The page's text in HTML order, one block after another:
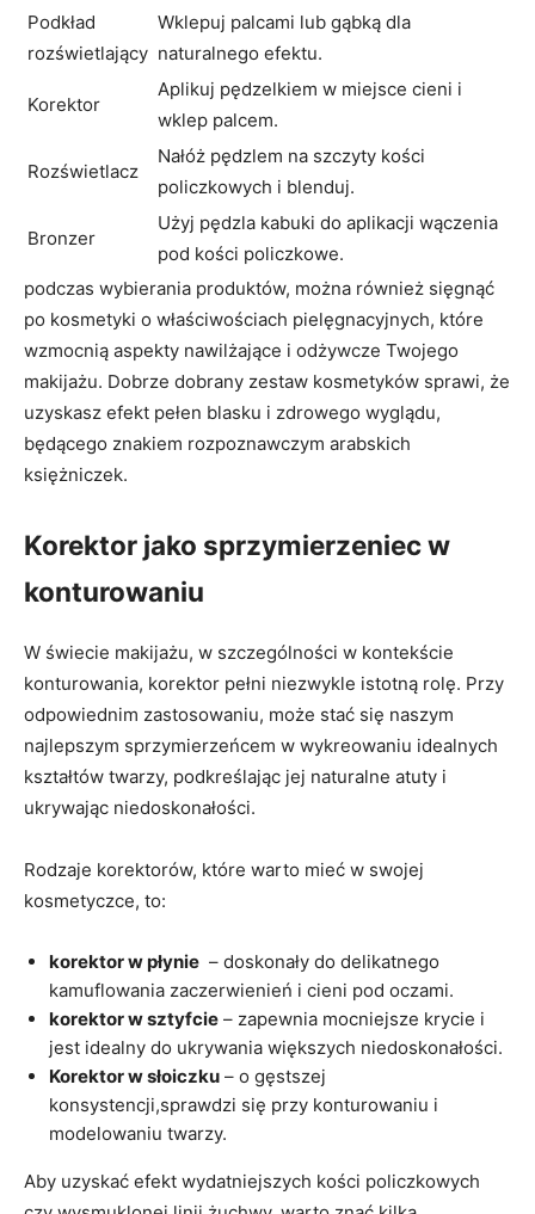
Podkład​
rozświetlający
Wklepuj palcami lub gąbką dla
‍naturalnego efektu.
Korektor
Aplikuj pędzelkiem w miejsce‌ cieni i
wklep​ palcem.
Rozświetlacz
Nałóż ​pędzlem na szczyty kości
policzkowych i blenduj.
Bronzer
Użyj pędzla kabuki do aplikacji wączenia
pod ‌kości policzkowe.
podczas wybierania produktów, można ⁣również sięgnąć
po kosmetyki o właściwościach ⁢pielęgnacyjnych, które
wzmocnią aspekty‌ nawilżające i ⁣odżywcze Twojego⁣
makijażu. Dobrze dobrany⁣ zestaw kosmetyków ⁣sprawi, że‌
uzyskasz⁤ efekt‌ pełen blasku i⁢ zdrowego ⁢wyglądu,
będącego znakiem rozpoznawczym arabskich
księżniczek.
Korektor jako sprzymierzeniec w
⁢konturowaniu
W świecie ​makijażu, ⁣w szczególności ‍w kontekście
konturowania, korektor pełni niezwykle istotną rolę. Przy
odpowiednim zastosowaniu, może stać się naszym
najlepszym sprzymierzeńcem w wykreowaniu ​idealnych ​
kształtów twarzy, ⁤podkreślając jej naturalne atuty⁢ i
‌ukrywając niedoskonałości.
Rodzaje korektorów, które warto mieć w swojej
kosmetyczce,⁣ to:
korektor w płynie ⁣ – doskonały do ‌delikatnego
kamuflowania zaczerwienień i⁣ cieni pod oczami.
korektor w sztyfcie – zapewnia mocniejsze krycie i
⁢jest idealny do ukrywania większych niedoskonałości.
Korektor w słoiczku – ⁢o gęstszej⁤
konsystencji,sprawdzi się przy konturowaniu i
modelowaniu twarzy.
Aby uzyskać efekt⁤ wydatniejszych kości policzkowych